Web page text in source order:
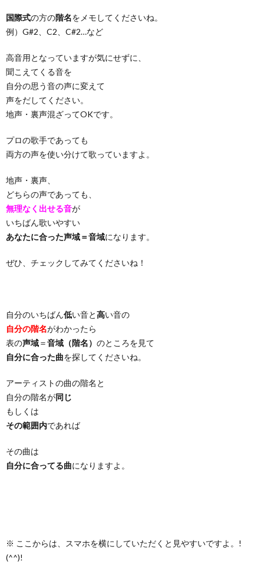
国際式の方の階名をメモしてくださいね。
例）G#2、C2、C#2…など
高音用となっていますが気にせずに、
聞こえてくる音を
自分の思う音の声に変えて
声をだしてください。
地声・裏声混ざってOKです。
プロの歌手であっても
両方の声を使い分けて歌っていますよ。
地声・裏声、
どちらの声であっても、
無理なく出せる音が
いちばん歌いやすい
あなたに合った声域＝音域になります。
ぜひ、チェックしてみてくださいね！
自分のいちばん低い音と高い音の
自分の階名がわかったら
表の声域＝音域（階名） のところを見て
自分に合った曲を探してくださいね。
アーティストの曲の階名と
自分の階名が同じ
もしくは
その範囲内であれば
その曲は
自分に合ってる曲になりますよ。
※ ここからは、スマホを横にしていただくと見やすいですよ。!
(^^)!